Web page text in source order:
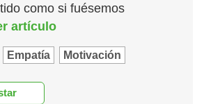
como si fuésemos
artículo
Empatía Motivación